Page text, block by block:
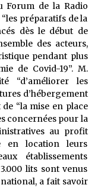
(Un conte
tête est vide
les contes et à
Forum de la Radio
préparatifs de la
dès le début de
des acteurs,
pendant plus
de Covid-19”. M.
“d’améliorer les
d’hébergement
“la mise en place
concernées pour la
au profit
en location leurs
établissements
lits sont venus
a fait savoir